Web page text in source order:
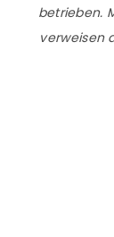
betrieben.
verweisen